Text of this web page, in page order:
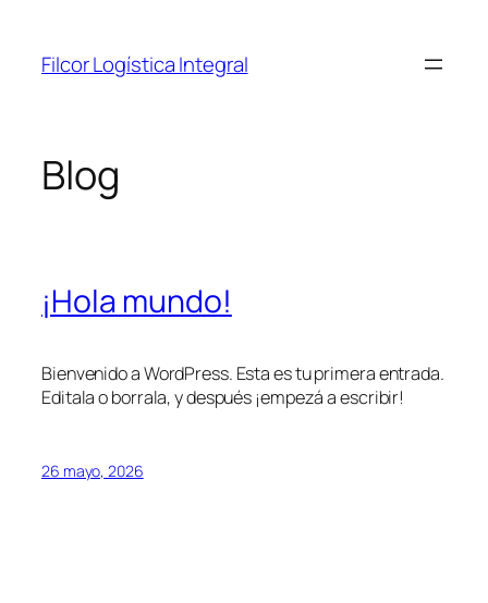
contenido
Filcor Logística Integral
Blog
¡Hola mundo!
Bienvenido a WordPress. Esta es tu primera entrada.
Editala o borrala, y después ¡empezá a escribir!
26 mayo, 2026